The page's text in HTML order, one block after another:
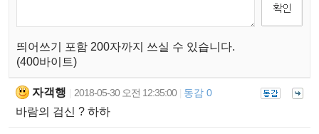
띄어쓰기 포함 200자까지 쓰실 수 있습니다.
(400바이트)
자객행 2018-05-30 오전 12:35:00 동감 0
바람의 검신 ? 하하